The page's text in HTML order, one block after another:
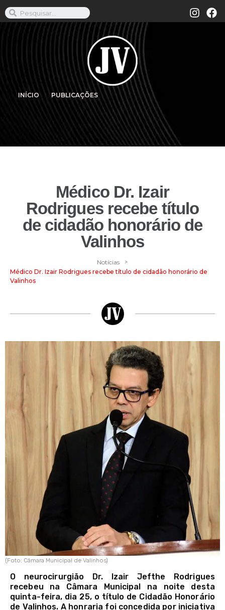
INÍCIO PUBLICAÇÕES
Médico Dr. Izair
Rodrigues recebe título
de cidadão honorário de
Valinhos
Notícias >
Médico Dr. Izair Rodrigues recebe título de cidadão honorário de
Valinhos
(Foto: Câmara Municipal de Valinhos)
O neurocirurgião Dr. Izair Jefthe Rodrigues
recebeu na Câmara Municipal na noite desta
quinta-feira, dia 25, o título de Cidadão Honorário
de Valinhos. A honraria foi concedida por iniciativa